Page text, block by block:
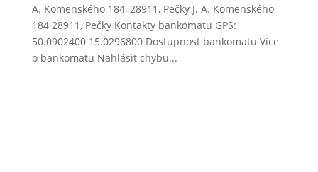
A. Komenského 184, 28911, Pečky J. A. Komenského
184 28911, Pečky Kontakty bankomatu GPS:
50.0902400 15.0296800 Dostupnost bankomatu Více
o bankomatu Nahlásit chybu...